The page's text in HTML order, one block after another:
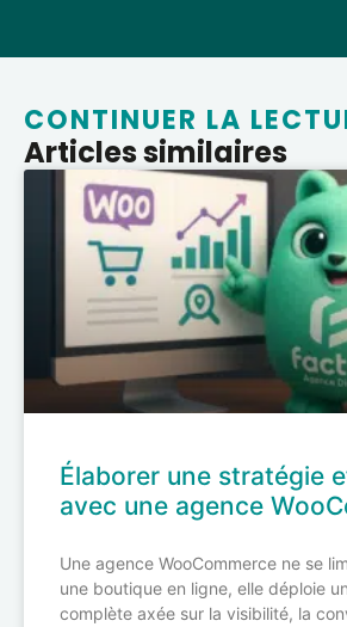
CONTINUER LA
Articles similaires
Élaborer une stratégie
avec une agence
Une agence WooCommerce ne se
une boutique en ligne, elle déploie
complète axée sur la visibilité, la